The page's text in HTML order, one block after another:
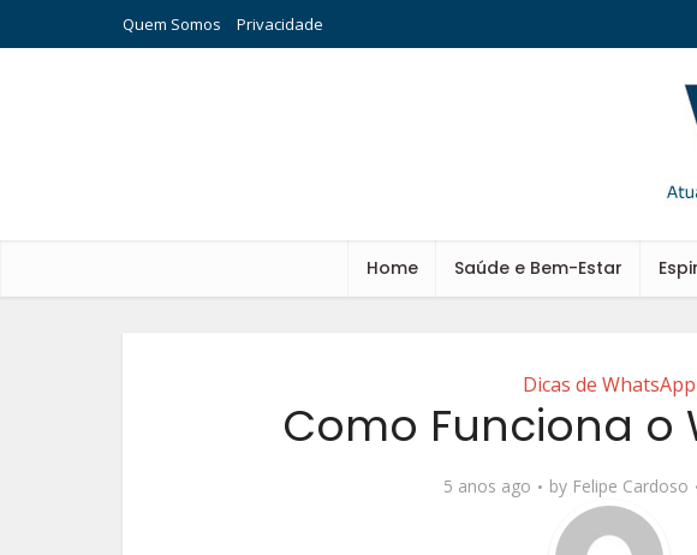
Quem Somos Privacidade
Home Saúde e Bem-Estar
Dicas de WhatsApp
Como Funciona o
5 anos ago by Felipe Cardoso